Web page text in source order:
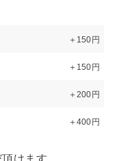
＋150円
＋150円
＋200円
＋400円
けます。